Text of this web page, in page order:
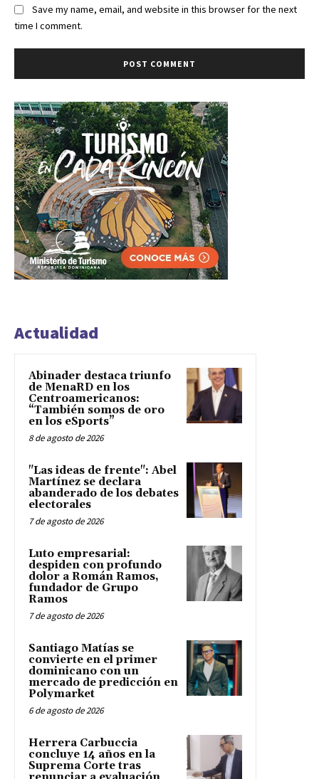
Save my name, email, and website in this browser for the next
time I comment.
Actualidad
Abinader destaca triunfo
de MenaRD en los
Centroamericanos:
“También somos de oro
en los eSports”
8 de agosto de 2026
"Las ideas de frente": Abel
Martínez se declara
abanderado de los debates
electorales
7 de agosto de 2026
Luto empresarial:
despiden con profundo
dolor a Román Ramos,
fundador de Grupo
Ramos
7 de agosto de 2026
Santiago Matías se
convierte en el primer
dominicano con un
mercado de predicción en
Polymarket
6 de agosto de 2026
Herrera Carbuccia
concluye 14 años en la
Suprema Corte tras